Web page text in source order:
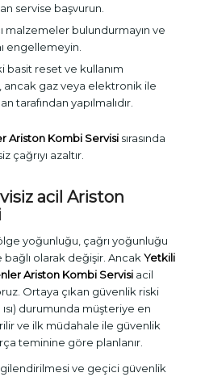
servise başvurun.
malzemeler bulundurmayın ve
engellemeyin.
basit reset ve kullanım
ancak gaz veya elektronik ile
tarafından yapılmalıdır.
Ariston Kombi Servisisırasında
çağrıyı azaltır.
acil Ariston
yoğunluğu, çağrı yoğunluğu
olarak değişir. Ancak Yetkili
Ariston Kombi Servisiacil
Ortaya çıkan güvenlik riski
ısı) durumunda müşteriye en
ve ilk müdahale ile güvenlik
teminine göre planlanır.
ve geçici güvenlik